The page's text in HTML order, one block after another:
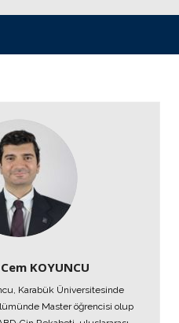
KOYUNCU
Karabük Üniversitesinde
Master öğrencisi olup